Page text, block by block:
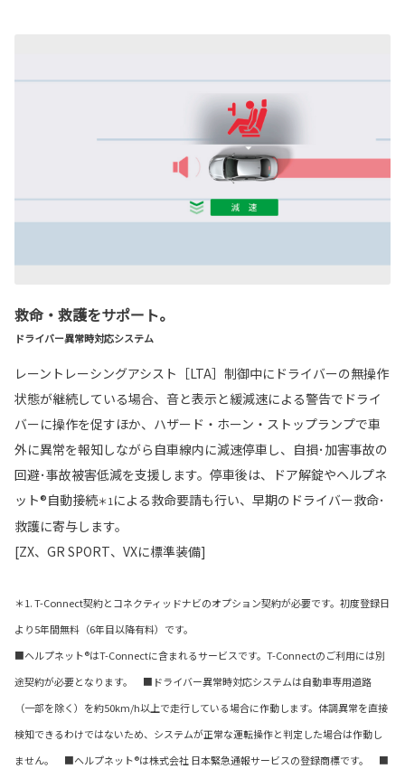
救命・救護をサポート。
ドライバー異常時対応システム
レーントレーシングアシスト［LTA］制御中にドライバーの無操作
状態が継続している場合、音と表示と緩減速による警告でドライ
バーに操作を促すほか、ハザード・ホーン・ストップランプで車
外に異常を報知しながら自車線内に減速停車し、自損･加害事故の
回避･事故被害低減を支援します。停車後は、ドア解錠やヘルプネ
ット®自動接続＊1による救命要請も行い、早期のドライバー救命･
救護に寄与します。
[ZX、GR SPORT、VXに標準装備]
＊1. T-Connect契約とコネクティッドナビのオプション契約が必要です。初度登録日
より5年間無料（6年目以降有料）です。
■ヘルプネット®はT-Connectに含まれるサービスです。T-Connectのご利用には別
途契約が必要となります。 ■ドライバー異常時対応システムは自動車専用道路
（一部を除く）を約50km/h以上で走行している場合に作動します。体調異常を直接
検知できるわけではないため、システムが正常な運転操作と判定した場合は作動し
ません。 ■ヘルプネット®は株式会社 日本緊急通報サービスの登録商標です。 ■